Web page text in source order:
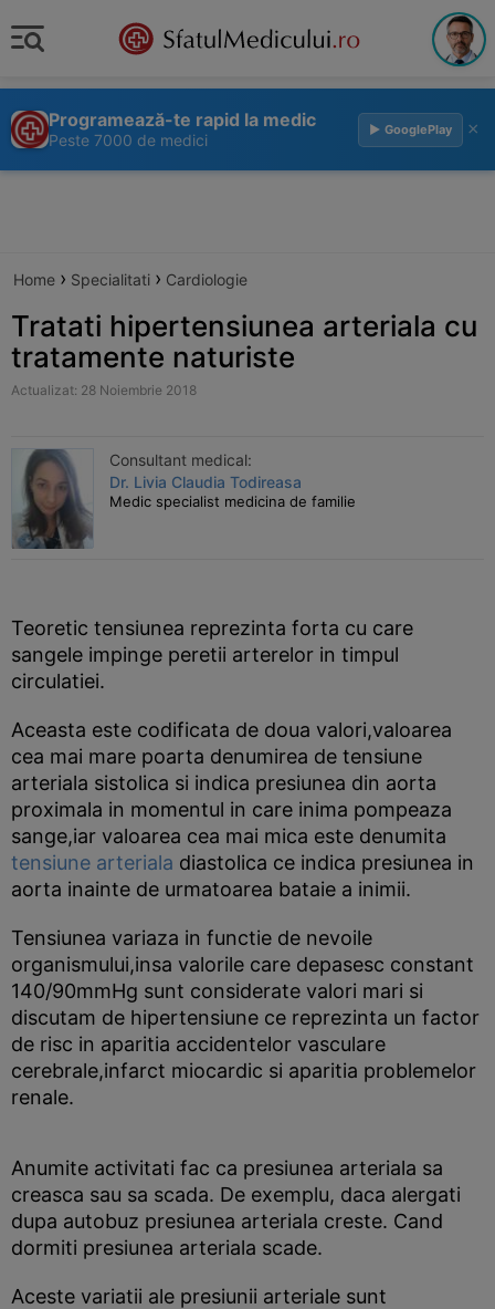
Programează-te rapid la medic
Peste 7000 de medici
▶ GooglePlay ×
Home › Specialitati › Cardiologie
Tratati hipertensiunea arteriala cu
tratamente naturiste
Actualizat: 28 Noiembrie 2018
Consultant medical:
Dr. Livia Claudia Todireasa
Medic specialist medicina de familie
Teoretic tensiunea reprezinta forta cu care
sangele impinge peretii arterelor in timpul
circulatiei.
Aceasta este codificata de doua valori,valoarea
cea mai mare poarta denumirea de tensiune
arteriala sistolica si indica presiunea din aorta
proximala in momentul in care inima pompeaza
sange,iar valoarea cea mai mica este denumita
tensiune arteriala diastolica ce indica presiunea in
aorta inainte de urmatoarea bataie a inimii.
Tensiunea variaza in functie de nevoile
organismului,insa valorile care depasesc constant
140/90mmHg sunt considerate valori mari si
discutam de hipertensiune ce reprezinta un factor
de risc in aparitia accidentelor vasculare
cerebrale,infarct miocardic si aparitia problemelor
renale.
Anumite activitati fac ca presiunea arteriala sa
creasca sau sa scada. De exemplu, daca alergati
dupa autobuz presiunea arteriala creste. Cand
dormiti presiunea arteriala scade.
Aceste variatii ale presiunii arteriale sunt